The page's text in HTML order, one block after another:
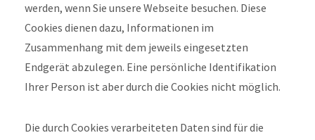
werden, wenn Sie unsere Webseite besuchen. Diese
Cookies dienen dazu, Informationen im
Zusammenhang mit dem jeweils eingesetzten
Endgerät abzulegen. Eine persönliche Identifikation
Ihrer Person ist aber durch die Cookies nicht möglich.
Die durch Cookies verarbeiteten Daten sind für die